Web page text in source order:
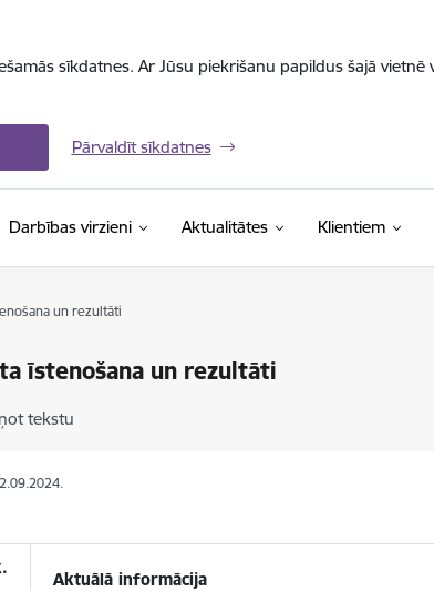
sīkdatnes. Ar Jūsu piekrišanu papildus šajā
Pārvaldīt sīkdatnes
Darbības virzieni Aktualitātes Klientiem
un rezultāti
īstenošana un rezultāti
tekstu
Aktuālā informācija